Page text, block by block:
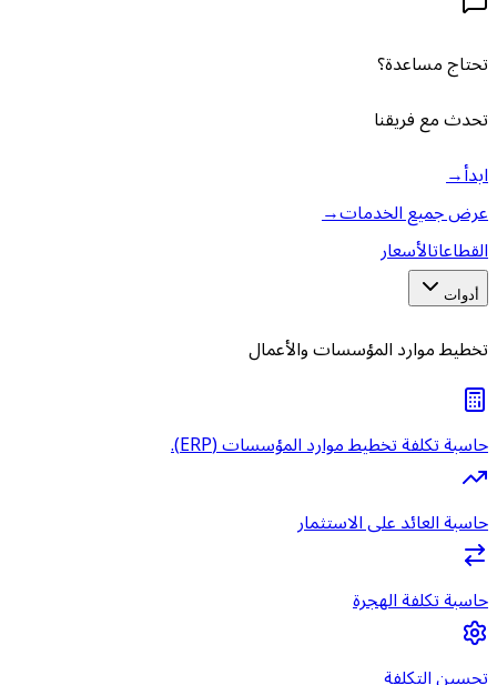
تحتاج مساعدة؟
تحدث مع فريقنا
ابدأ→
عرض جميع الخدمات→
القطاعاتالأسعار
أدوات
تخطيط موارد المؤسسات والأعمال
حاسبة تكلفة تخطيط موارد المؤسسات (ERP).
حاسبة العائد على الاستثمار
حاسبة تكلفة الهجرة